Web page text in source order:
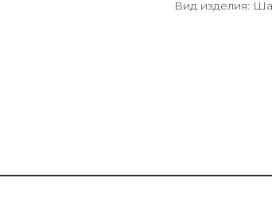
Вид изделия: